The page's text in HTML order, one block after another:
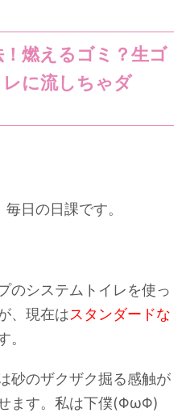
燃えるゴミ？生ゴ
レに流しちゃダ
毎日の日課です。
のシステムトイレを使っ
、現在はスタンダードな
。
砂のザクザク掘る感触が
ます。私は下僕(ΦωΦ)